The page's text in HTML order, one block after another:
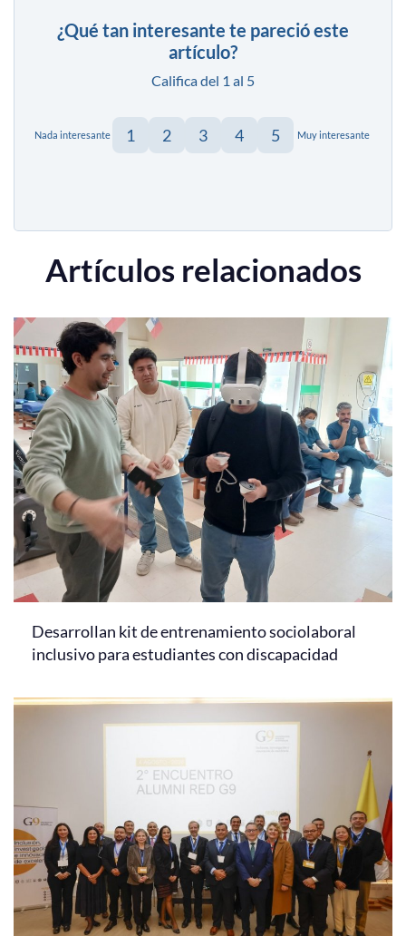
¿Qué tan interesante te pareció este
artículo?
Califica del 1 al 5
Nada interesante 1 2 3 4 5 Muy interesante
Artículos relacionados
Desarrollan kit de entrenamiento sociolaboral
inclusivo para estudiantes con discapacidad